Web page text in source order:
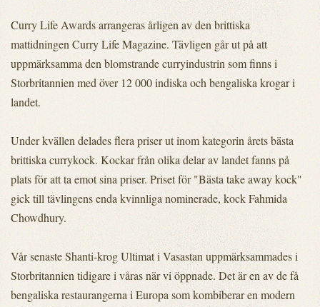
Curry Life Awards arrangeras årligen av den brittiska
mattidningen Curry Life Magazine. Tävligen går ut på att
uppmärksamma den blomstrande curryindustrin som finns i
Storbritannien med över 12 000 indiska och bengaliska krogar i
landet.
Under kvällen delades flera priser ut inom kategorin årets bästa
brittiska currykock. Kockar från olika delar av landet fanns på
plats för att ta emot sina priser. Priset för "Bästa take away kock"
gick till tävlingens enda kvinnliga nominerade, kock Fahmida
Chowdhury.
Vår senaste Shanti-krog Ultimat i Vasastan uppmärksammades i
Storbritannien tidigare i våras när vi öppnade. Det är en av de få
bengaliska restaurangerna i Europa som kombiberar en modern